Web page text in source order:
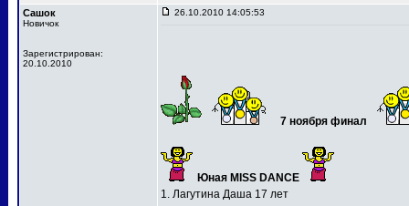
Сашок
Новичок
Зарегистрирован:
20.10.2010
26.10.2010 14:05:53
7 ноября финал
Юная MISS DANCE
1. Лагутина Даша 17 лет